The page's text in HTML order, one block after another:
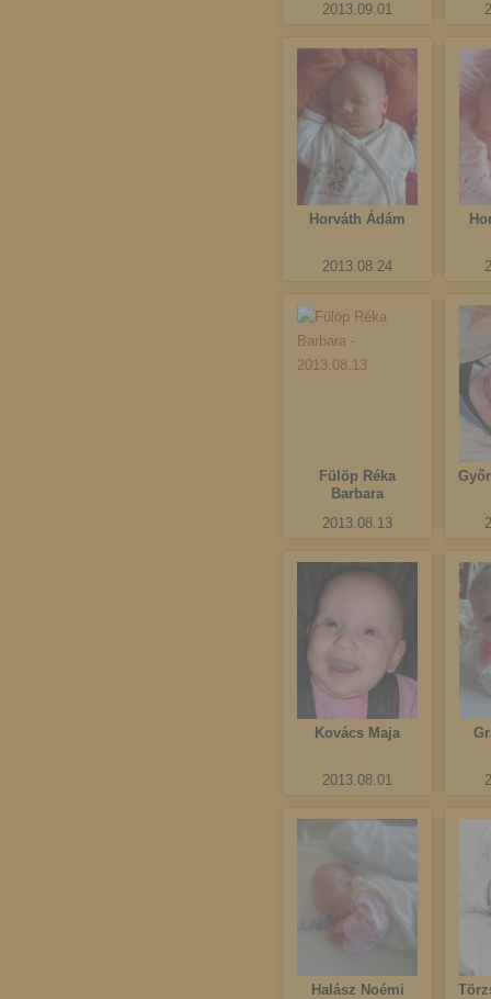
2013.09.01
Horváth Ádám
2013.08.24
Fülöp Réka
Barbara
2013.08.13
Kovács Maja
2013.08.01
Halász Noémi